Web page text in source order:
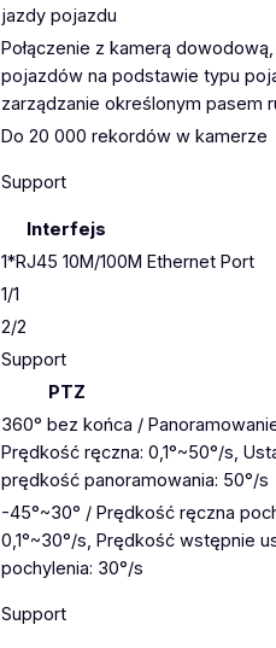
jazdy pojazdu
Połączenie z kamerą
pojazdów na podstawie typu
zarządzanie określonym pasem
Do 20 000 rekordów w kamerze
Support
Interfejs
1*RJ45 10M/100M Ethernet Port
1/1
2/2
Support
PTZ
360° bez końca /
Prędkość ręczna: 0,1°~50°/s,
prędkość panoramowania: 50°/s
-45°~30° / Prędkość ręczna
0,1°~30°/s, Prędkość wstępnie
pochylenia: 30°/s
Support